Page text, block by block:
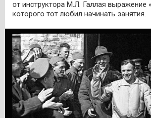
от инструктора М.Л. Галлая выражение
которого тот любил начинать занятия.